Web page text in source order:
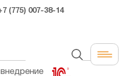
(775) 007-38-14